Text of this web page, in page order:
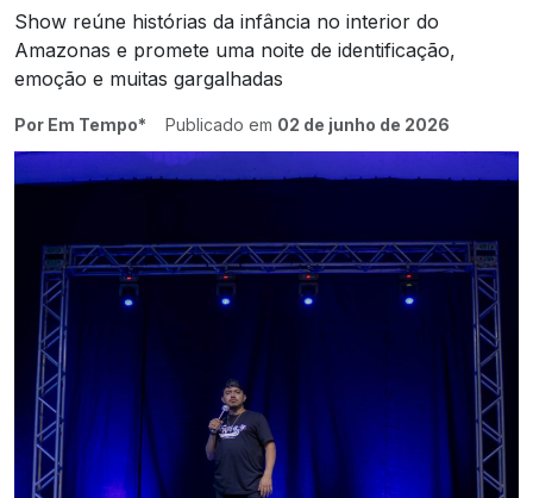
Show reúne histórias da infância no interior do
Amazonas e promete uma noite de identificação,
emoção e muitas gargalhadas
Por Em Tempo* Publicado em 02 de junho de 2026